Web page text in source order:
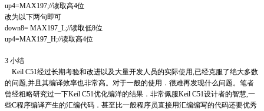
up4=MAX197;//读取高4位
改为以下两句即可
down8= MAX197_L;//读取低8位
up4=MAX197_H;//读取高4位
3 小结
Keil C51经过长期考验和改进以及大量开发人员的实际使用,已经克服了绝大多数
的问题,并且其编译效率也非常高。对于一般的使用．很难再发现什么问题。笔者
曾经粗略研究过一下Keil C51优化编洋的结果．非常佩服Keil C51设计者的智慧,一
些C程序编译产生的汇编代码．甚至比一般程序员直接用汇编编写的代码还要优秀